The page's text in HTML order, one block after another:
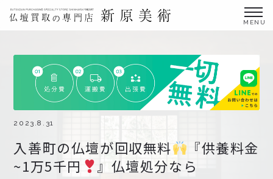
仏壇買取サービス
買取ステップ・お仏壇処分の流れ
ブログ
北陸三県外の方
よくあるご質問
2023.8.31
入善町の仏壇が回収無料
『供養料金
~1万5千円
』仏壇処分なら